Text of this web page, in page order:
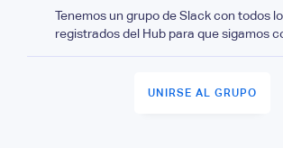
Tenemos un grupo de Slack con todos
registrados del Hub para que sigamos
UNIRSE AL GRUPO